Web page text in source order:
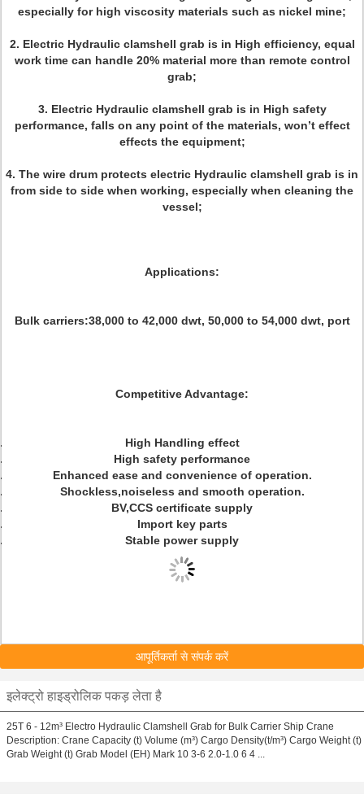
especially for high viscosity materials such as nickel mine;
2. Electric Hydraulic clamshell grab is in High efficiency, equal
work time can handle 20% material more than remote control
grab;
3. Electric Hydraulic clamshell grab is in High safety
performance, falls on any point of the materials, won’t effect
effects the equipment;
4. The wire drum protects electric Hydraulic clamshell grab is in
from side to side when working, especially when cleaning the
vessel;
Applications:
Bulk carriers:38,000 to 42,000 dwt, 50,000 to 54,000 dwt, port
Competitive Advantage:
High Handling effect
High safety performance
Enhanced ease and convenience of operation.
Shockless,noiseless and smooth operation.
BV,CCS certificate supply
Import key parts
Stable power supply
आपूर्तिकर्ता से संपर्क करें
इलेक्ट्रो हाइड्रोलिक पकड़ लेता है
25T 6 - 12m³ Electro Hydraulic Clamshell Grab for Bulk Carrier Ship Crane
Description: Crane Capacity (t) Volume (m³) Cargo Density(t/m³) Cargo Weight (t)
Grab Weight (t) Grab Model (EH) Mark 10 3-6 2.0-1.0 6 4 ...